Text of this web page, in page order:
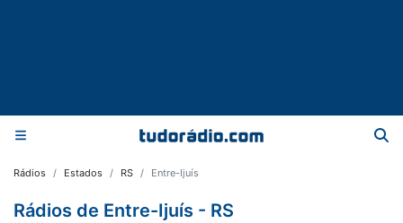
Rádios Estados RS Entre-Ijuís
Rádios de Entre-Ijuís - RS